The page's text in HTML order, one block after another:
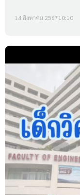
14 สิงหาคม 256710:10